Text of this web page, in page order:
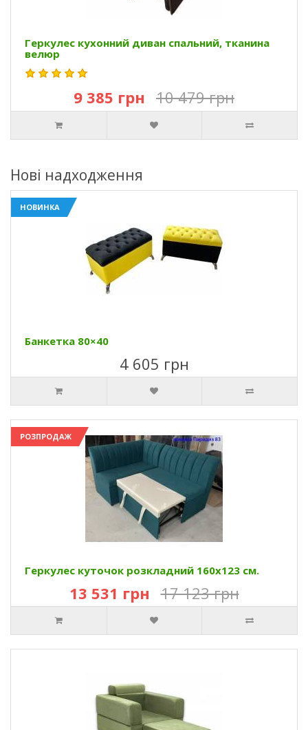
Геркулес кухонний диван спальний, тканина
велюр
9 385 грн 10 479 грн
Нові надходження
НОВИНКА
Банкетка 80×40
4 605 грн
РОЗПРОДАЖ
Геркулес куточок розкладний 160х123 см.
13 531 грн 17 123 грн